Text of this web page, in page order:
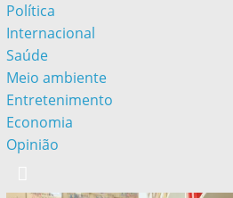
Política
Internacional
Saúde
Meio ambiente
Entretenimento
Economia
Opinião